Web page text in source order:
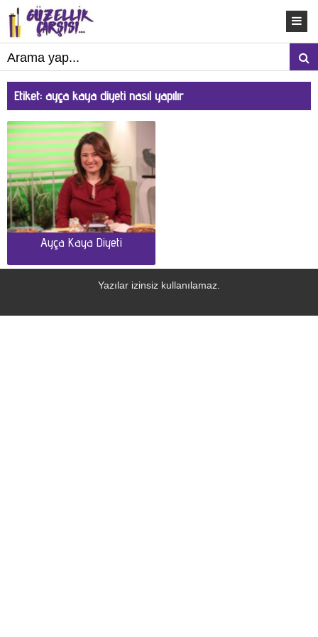
Etiket: ayça kaya diyeti nasıl yapılır
Ayça Kaya Diyeti
Yazılar izinsiz kullanılamaz.